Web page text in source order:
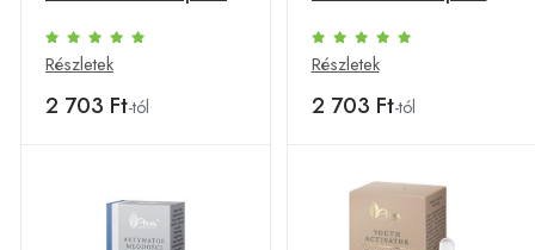
30 ml
Részletek
2 703 Ft-tól
30 ml
Részletek
2 703 Ft-tól